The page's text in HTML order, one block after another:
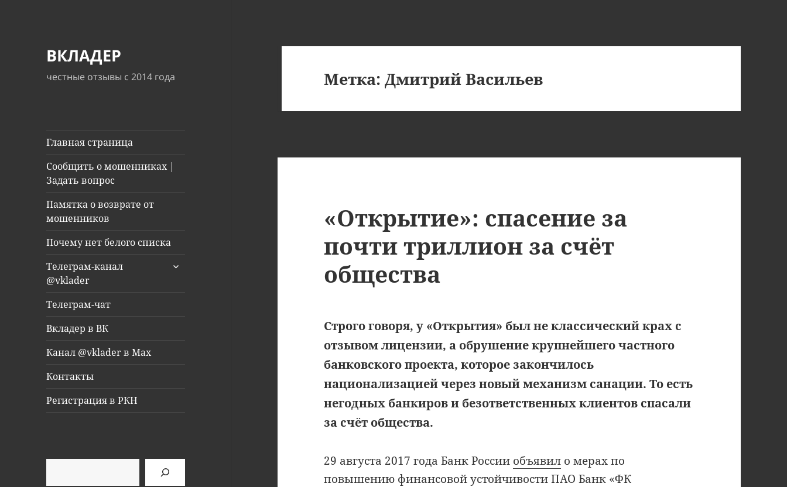
ВКЛАДЕР
честные отзывы с 2014 года
Главная страница
Сообщить о мошенниках |
Задать вопрос
Памятка о возврате от
мошенников
Почему нет белого списка
Телеграм-канал
@vklader
раскрыть
Телеграм-чат
Вкладер в ВК
Канал @vklader в Max
Контакты
Регистрация в РКН
Метка:Дмитрий Васильев
«Открытие»: спасение за
почти триллион за счёт
общества
Строго говоря, у «Открытия» был не классический крах с
отзывом лицензии, а обрушение крупнейшего частного
банковского проекта, которое закончилось
национализацией через новый механизм санации. То есть
негодных банкиров и безответственных клиентов спасали
за счёт общества.
29 августа 2017 года Банк России объявил о мерах по
повышению финансовой устойчивости ПАО Банк «ФК